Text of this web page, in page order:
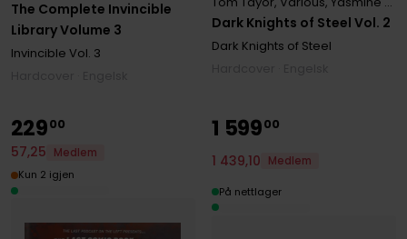
The Complete Invincible
Library Volume 3
Invincible Vol. 3
Dark Knights of Steel Vol. 2
Dark Knights of Steel
22900
57,25
Medlem
Kun 2 igjen
1 59900
1 439,10 Medlem
På nettlager